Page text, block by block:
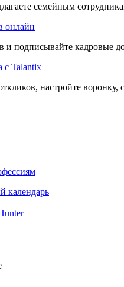
семейным
онлайн
и подписывайте кадровые
с Talantix
настройте воронку,
календарь